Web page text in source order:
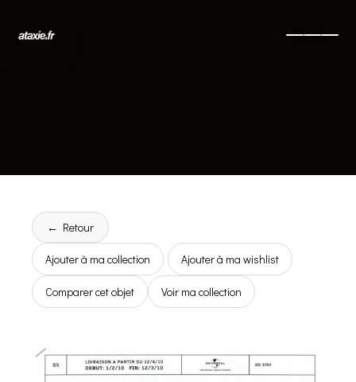
← Retour
Ajouter à ma collection Ajouter à ma wishlist
Comparer cet objet Voir ma collection